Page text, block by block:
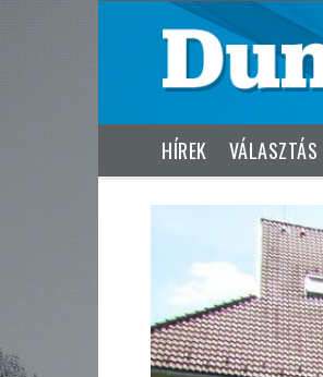
HÍREK VÁLASZTÁS